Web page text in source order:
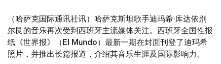
（哈萨克国际通讯社讯）哈萨克斯坦歌手迪玛希·库达依别
尔艮的音乐再次受到西班牙主流媒体关注。西班牙全国性报
纸《世界报》（El Mundo）最新一期在封面刊登了迪玛希
照片，并推出长篇报道，介绍其音乐生涯及国际影响力。